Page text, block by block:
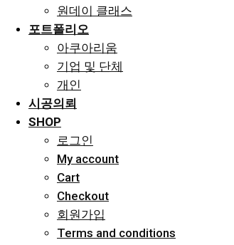
원데이 클래스
포트폴리오
아쿠아리움
기업 및 단체
개인
시공의뢰
SHOP
로그인
My account
Cart
Checkout
회원가입
Terms and conditions